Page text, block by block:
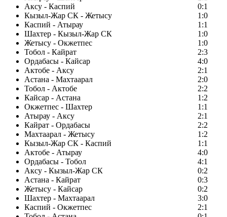
Аксу - Каспий
0:1
Кызыл-Жар СК - Жетысу
1:0
Каспий - Атырау
1:1
Шахтер - Кызыл-Жар СК
1:0
Жетысу - Окжетпес
1:0
Тобол - Кайрат
2:3
Ордабасы - Кайсар
4:0
Актобе - Аксу
2:1
Астана - Махтаарал
2:0
Тобол - Актобе
2:2
Кайсар - Астана
1:2
Окжетпес - Шахтер
1:1
Атырау - Аксу
2:1
Кайрат - Ордабасы
2:2
Махтаарал - Жетысу
1:2
Кызыл-Жар СК - Каспий
1:1
Актобе - Атырау
4:0
Ордабасы - Тобол
4:1
Аксу - Кызыл-Жар СК
0:2
Астана - Кайрат
0:3
Жетысу - Кайсар
0:2
Шахтер - Махтаарал
3:0
Каспий - Окжетпес
2:1